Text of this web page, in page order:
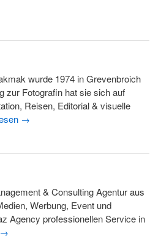
wurde 1974 in Grevenbroich
zur Fotografin hat sie sich auf
Reisen, Editorial & visuelle
→
& Consulting Agentur aus
Werbung, Event und
Agency professionellen Service in
→